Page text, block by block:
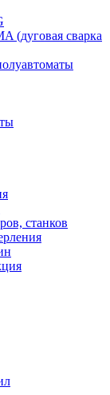
(дуговая сварка
станков